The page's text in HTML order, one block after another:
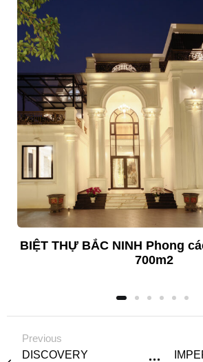
BIỆT THỰ BẮC NINH Phong
700m2
Previous
DISCOVERY